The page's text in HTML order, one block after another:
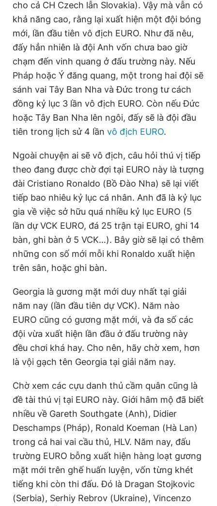
cho cả CH Czech lẫn Slovakia). Vậy mà vẫn có
khả năng cao, rằng lại xuất hiện một đội bóng
mới, lần đầu tiên vô địch EURO. Như đã nêu,
đấy hẳn nhiên là đội Anh vốn chưa bao giờ
chạm đến vinh quang ở đấu trường này. Nếu
Pháp hoặc Ý đăng quang, một trong hai đội sẽ
sánh vai Tây Ban Nha và Đức trong tư cách
đồng kỷ lục 3 lần vô địch EURO. Còn nếu Đức
hoặc Tây Ban Nha lên ngôi, đấy sẽ là đội đầu
tiên trong lịch sử 4 lần vô địch EURO.
Ngoài chuyện ai sẽ vô địch, câu hỏi thú vị tiếp
theo đang được chờ đợi tại EURO này là tượng
đài Cristiano Ronaldo (Bồ Đào Nha) sẽ lại viết
tiếp bao nhiêu kỷ lục cá nhân. Anh đã là kỷ lục
gia về việc sở hữu quá nhiều kỷ lục EURO (5
lần dự VCK EURO, đá 25 trận tại EURO, ghi 14
bàn, ghi bàn ở 5 VCK…). Bây giờ sẽ lại có thêm
những con số mới mỗi khi Ronaldo xuất hiện
trên sân, hoặc ghi bàn.
Georgia là gương mặt mới duy nhất tại giải
năm nay (lần đầu tiên dự VCK). Năm nào
EURO cũng có gương mặt mới, và đa số các
đội vừa xuất hiện lần đầu ở đấu trường này
đều chơi khá hay. Cho nên, hãy chờ xem, hơn
là vội gạch tên Georgia tại giải năm nay.
Chờ xem các cựu danh thủ cầm quân cũng là
đề tài thú vị tại EURO này. Giới hâm mộ đã biết
nhiều về Gareth Southgate (Anh), Didier
Deschamps (Pháp), Ronald Koeman (Hà Lan)
trong cả hai vai cầu thủ, HLV. Năm nay, đấu
trường EURO bỗng xuất hiện hàng loạt gương
mặt mới trên ghế huấn luyện, vốn từng khét
tiếng khi còn thi đấu. Đó là Dragan Stojkovic
(Serbia), Serhiy Rebrov (Ukraine), Vincenzo